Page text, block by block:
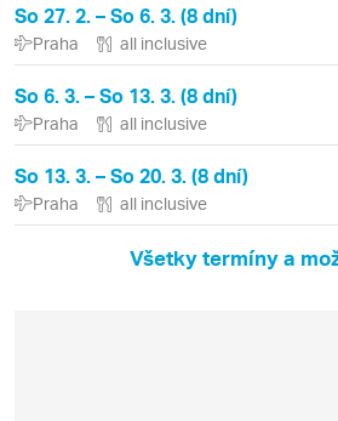
So 27. 2. – So 6. 3. (8 dní)
Praha all inclusive
So 6. 3. – So 13. 3. (8 dní)
Praha all inclusive
So 13. 3. – So 20. 3. (8 dní)
Praha all inclusive
Všetky termíny a